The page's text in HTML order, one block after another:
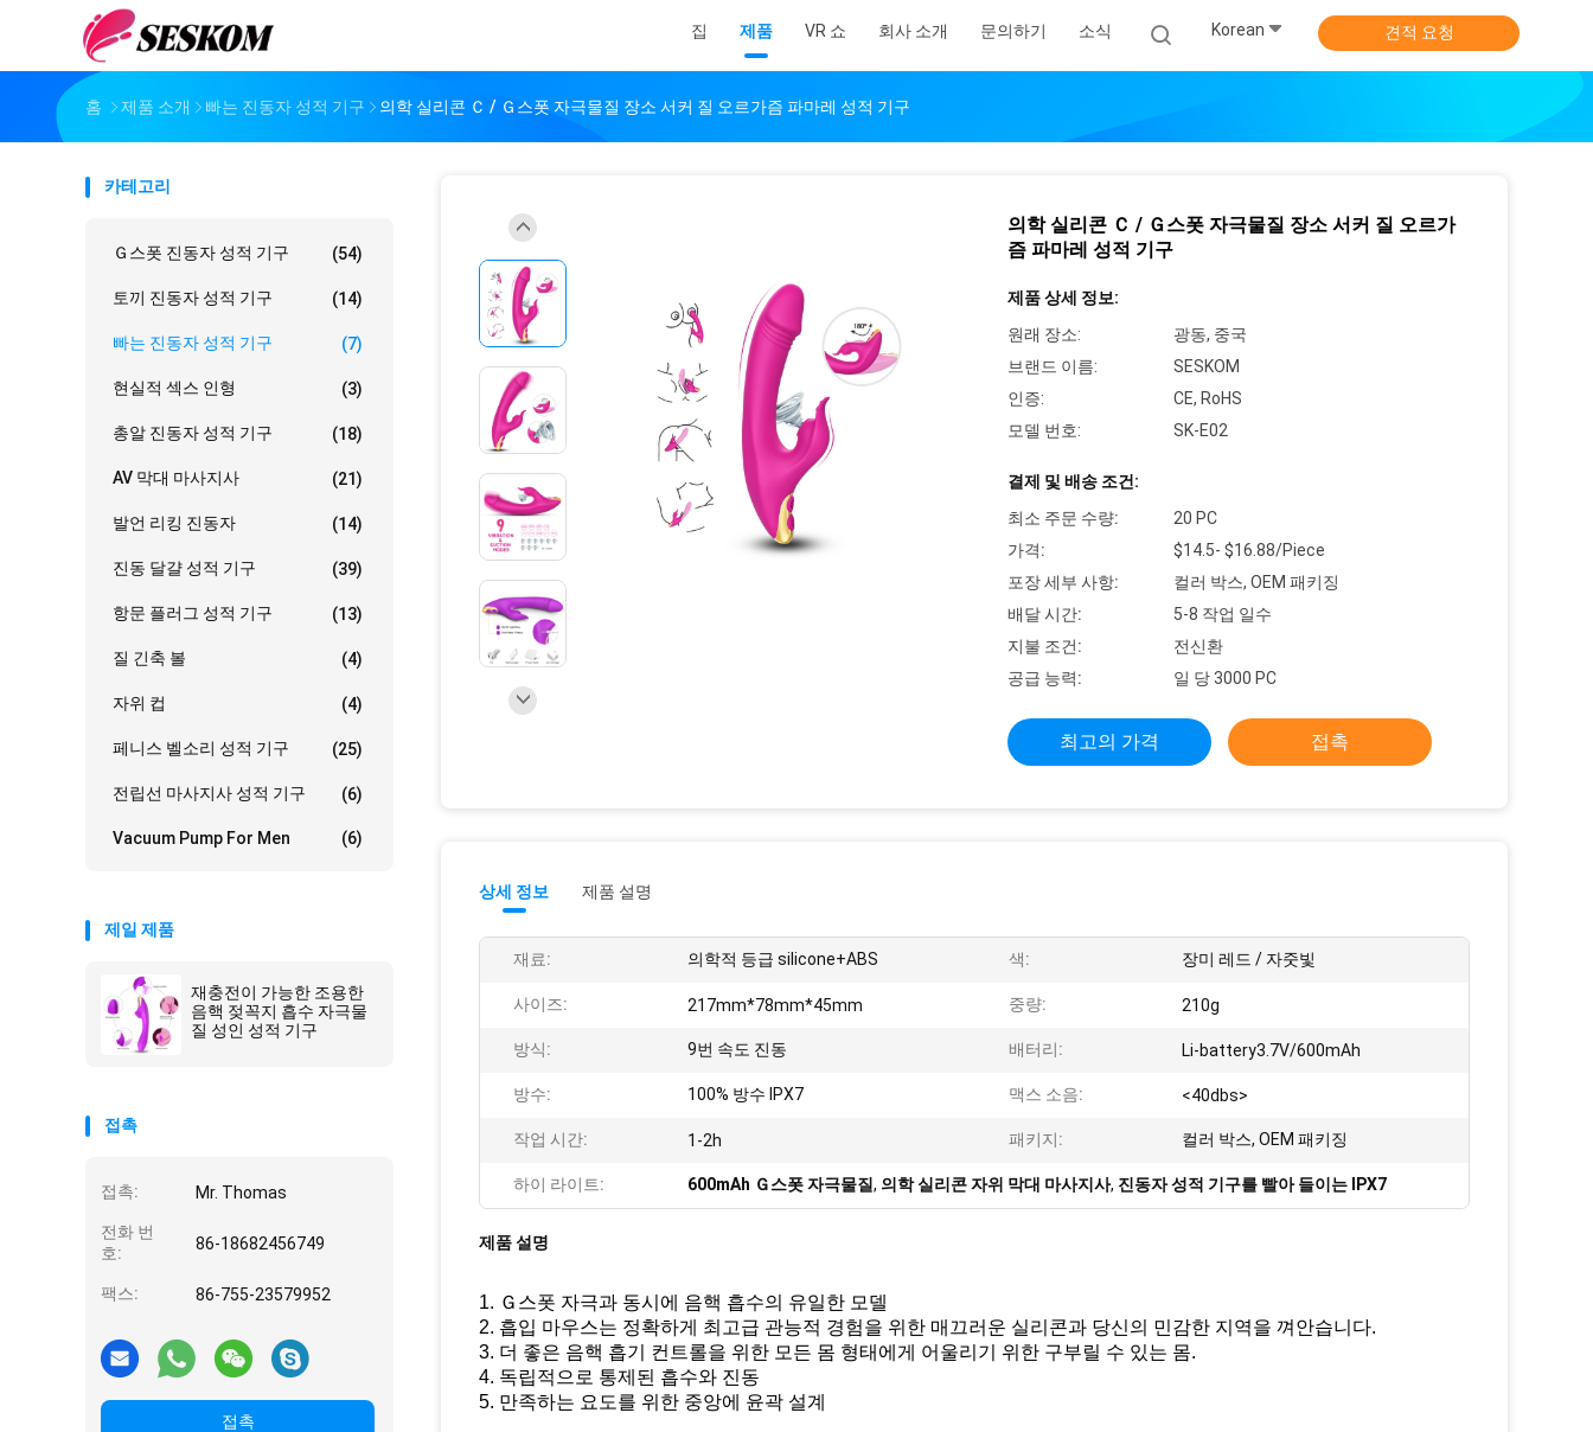
집 제품 VR 쇼 회사 소개 문의하기 소식 Korean 견적 요청
홈 제품 소개 빠는 진동자 성적 기구 의학 실리콘 Ｃ / Ｇ스폿 자극물질 장소 서커 질 오르가즘 파마레 성적 기구
카테고리
Ｇ스폿 진동자 성적 기구 (54)
토끼 진동자 성적 기구 (14)
빠는 진동자 성적 기구 (7)
현실적 섹스 인형 (3)
총알 진동자 성적 기구 (18)
AV 막대 마사지사 (21)
발언 리킹 진동자 (14)
진동 달걀 성적 기구 (39)
항문 플러그 성적 기구 (13)
질 긴축 볼 (4)
자위 컵 (4)
페니스 벨소리 성적 기구 (25)
전립선 마사지사 성적 기구 (6)
Vacuum Pump For Men (6)
제일 제품
재충전이 가능한 조용한
음핵 젖꼭지 흡수 자극물
질 성인 성적 기구
접촉
접촉: Mr. Thomas
전화 번
호:
86-18682456749
팩스: 86-755-23579952
접촉
의학 실리콘 Ｃ / Ｇ스폿 자극물질 장소 서커 질 오르가
즘 파마레 성적 기구
제품 상세 정보:
원래 장소:
광동, 중국
브랜드 이름:
SESKOM
인증:
CE, RoHS
모델 번호:
SK-E02
결제 및 배송 조건:
최소 주문 수량:
20 PC
가격:
$14.5- $16.88/Piece
포장 세부 사항:
컬러 박스, OEM 패키징
배달 시간:
5-8 작업 일수
지불 조건:
전신환
공급 능력:
일 당 3000 PC
최고의 가격 접촉
상세 정보 제품 설명
재료: 의학적 등급 silicone+ABS 색: 장미 레드 / 자줏빛
사이즈: 217mm*78mm*45mm 중량: 210g
방식: 9번 속도 진동 배터리: Li-battery3.7V/600mAh
방수: 100% 방수 IPX7 맥스 소음: <40dbs>
작업 시간: 1-2h 패키지: 컬러 박스, OEM 패키징
하이 라이트: 600mAh Ｇ스폿 자극물질, 의학 실리콘 자위 막대 마사지사, 진동자 성적 기구를 빨아 들이는 IPX7
제품 설명
1. Ｇ스폿 자극과 동시에 음핵 흡수의 유일한 모델
2. 흡입 마우스는 정확하게 최고급 관능적 경험을 위한 매끄러운 실리콘과 당신의 민감한 지역을 껴안습니다.
3. 더 좋은 음핵 흡기 컨트롤을 위한 모든 몸 형태에게 어울리기 위한 구부릴 수 있는 몸.
4. 독립적으로 통제된 흡수와 진동
5. 만족하는 요도를 위한 중앙에 윤곽 설계